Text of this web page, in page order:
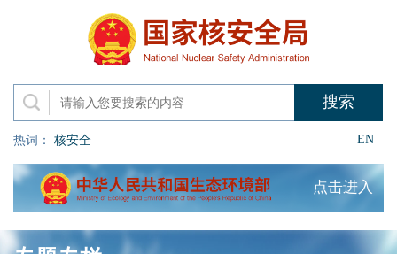
热词： 核安全 EN
点击进入